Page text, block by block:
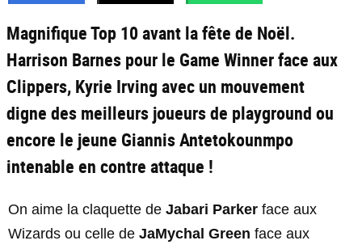
Magnifique Top 10 avant la fête de Noël.
Harrison Barnes pour le Game Winner face aux
Clippers, Kyrie Irving avec un mouvement
digne des meilleurs joueurs de playground ou
encore le jeune Giannis Antetokounmpo
intenable en contre attaque !
On aime la claquette de Jabari Parker face aux
Wizards ou celle de JaMychal Green face aux